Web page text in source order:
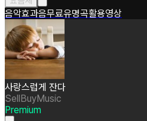
음악효과음무료유명곡활용영상
사랑스럽게 잔다
SellBuyMusic
Premium